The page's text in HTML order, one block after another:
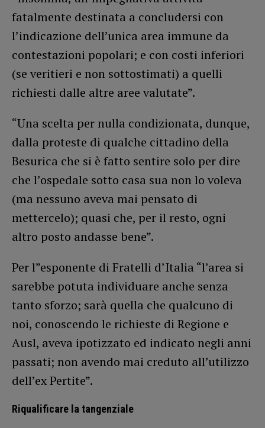
fatalmente destinata a concludersi con
l’indicazione dell’unica area immune da
contestazioni popolari; e con costi inferiori
(se veritieri e non sottostimati) a quelli
richiesti dalle altre aree valutate”‎.
“Una scelta per nulla condizionata, dunque,
dalla proteste di qualche cittadino della
Besurica che si è fatto sentire solo per dire
che l’ospedale sotto casa sua non lo voleva
(ma nessuno aveva mai pensato di
mettercelo); quasi che, per il resto, ogni
altro posto andasse bene”.
Per l”esponente di Fratelli d’Italia “l’area si
sarebbe potuta individuare anche senza
tanto sforzo; sarà quella che qualcuno di
noi, conoscendo le richieste di Regione e
Ausl, aveva ipotizzato ed indicato negli anni
passati; non avendo mai creduto all’utilizzo
dell’ex Pertite”.
Riqualificare la tangenziale